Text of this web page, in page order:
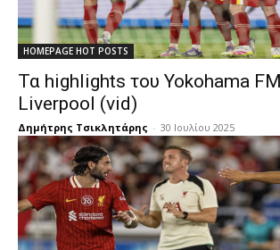
HOMEPAGE HOT POSTS
Τα highlights του Yokohama
Liverpool (vid)
Δημήτρης Τσικλητάρης - 30 Ιουλίου 2025